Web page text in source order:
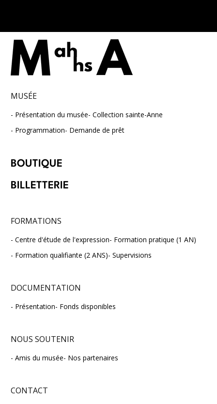
MUSÉE
Présentation du musée Collection sainte-Anne
Programmation Demande de prêt
BOUTIQUE
BILLETTERIE
FORMATIONS
Centre d'étude de l'expression Formation pratique (1 AN)
Formation qualifiante (2 ANS) Supervisions
DOCUMENTATION
Présentation Fonds disponibles
NOUS SOUTENIR
Amis du musée Nos partenaires
CONTACT